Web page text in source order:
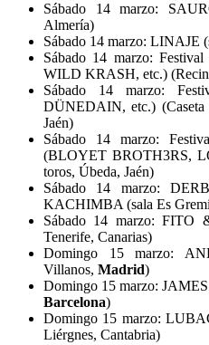
Sábado 14 marzo:
Almería)
Sábado 14 marzo: LINAJE
Sábado 14 marzo:
WILD KRASH, etc.)
Sábado 14 marzo:
DÜNEDAIN, etc.)
Jaén)
Sábado 14 marzo:
(BLOYET BROTH3RS,
toros, Úbeda, Jaén)
Sábado 14 marzo:
KACHIMBA (sala Es
Sábado 14 marzo: FITO
Tenerife, Canarias)
Domingo 15 marzo:
Villanos, Madrid)
Domingo 15 marzo:
Barcelona)
Domingo 15 marzo:
Liérgnes, Cantabria)